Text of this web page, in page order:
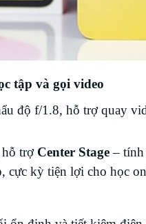
tập và gọi video
độ f/1.8, hỗ trợ quay
hỗ trợ Center Stage– tính
kỳ tiện lợi cho học